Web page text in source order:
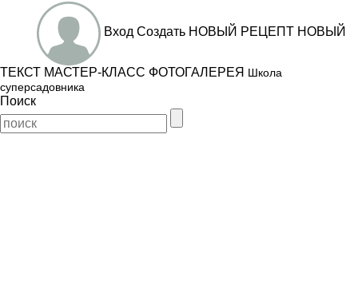
Вход Создать НОВЫЙ РЕЦЕПТ НОВЫЙ
ТЕКСТ МАСТЕР-КЛАСС ФОТОГАЛЕРЕЯ Школа
суперсадовника
Поиск